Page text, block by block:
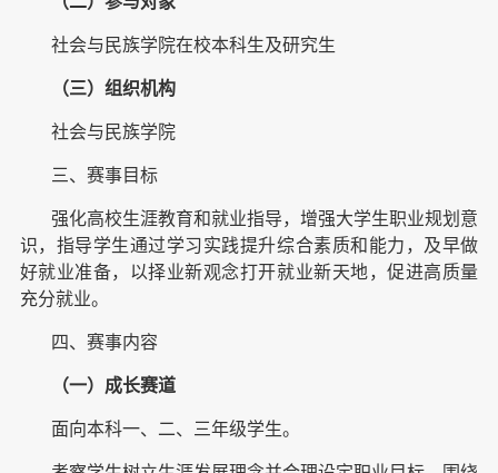
社会与民族学院在校本科生及研究生
（三）组织机构
社会与民族学院
三、赛事目标
强化高校生涯教育和就业指导，增强大学生职业规划意
识，指导学生通过学习实践提升综合素质和能力，及早做
好就业准备，以择业新观念打开就业新天地，促进高质量
充分就业。
四、赛事内容
（一）成长赛道
面向本科一、二、三年级学生。